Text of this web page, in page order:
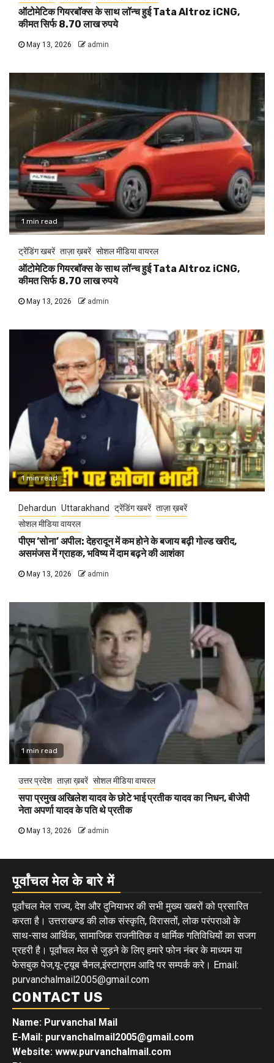
ऑटोमेटिक गियरबॉक्स के साथ लॉन्च हुई Tata Altroz iCNG,
कीमत सिर्फ 8.70 लाख रुपये
May 13, 2026 admin
1 min read
ट्रेंडिंग खबरें ताज़ा ख़बरें सोशल मीडिया वायरल
ऑटोमेटिक गियरबॉक्स के साथ लॉन्च हुई Tata Altroz iCNG,
कीमत सिर्फ 8.70 लाख रुपये
May 13, 2026 admin
1 min read
Dehardun Uttarakhand ट्रेंडिंग खबरें ताज़ा ख़बरें
सोशल मीडिया वायरल
पीएम ‘सोना’ अपील: देहरादून में कम होने के बजाय बढ़ी गोल्ड खरीद,
असमंजस में ग्राहक, भविष्य में दाम बढ़ने की आशंका
May 13, 2026 admin
1 min read
उत्तर प्रदेश ताज़ा ख़बरें सोशल मीडिया वायरल
सपा प्रमुख अखिलेश यादव के छोटे भाई प्रतीक यादव का निधन, बीजेपी
नेता अपर्णा यादव के पति थे प्रतीक
May 13, 2026 admin
पूर्वांचल मेल के बारे में
पूर्वांचल मेल राज्य, देश और दुनियाभर की सभी मुख्य खबरों को प्रसारित
करता है। उत्तराखण्ड की लोक संस्कृति, विरासतों, लोक परंपराओ के
साथ-साथ आर्थिक, सामाजिक राजनीतिक व धार्मिक गतिविधियों का सजग
प्रहरी है। पूर्वांचल मेल से जुड़ने के लिए हमारे फोन नंबर के माध्यम या
फेसबुक पेज,यू-ट्यूब चैनल,इंस्टाग्राम आदि पर सम्पर्क करे। Email:
purvanchalmail2005@gmail.com
CONTACT US
Name: Purvanchal Mail
E-Mail: purvanchalmail2005@gmail.com
Website: www.purvanchalmail.com